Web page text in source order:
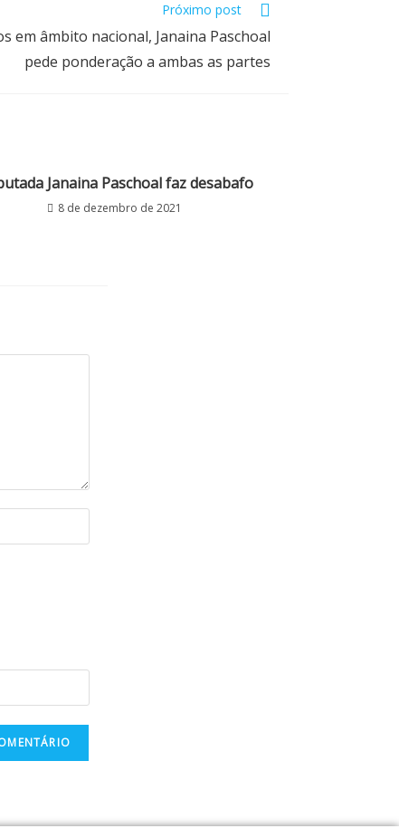
Próximo post
em âmbito nacional, Janaina Paschoal
pede ponderação a ambas as partes
Janaina Paschoal faz desabafo
8 de dezembro de 2021